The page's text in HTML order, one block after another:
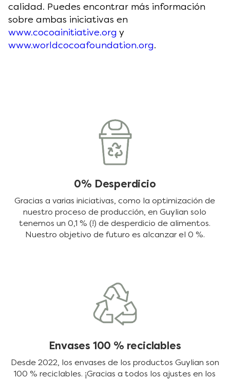
calidad. Puedes encontrar más información
sobre ambas iniciativas en
www.cocoainitiative.org y
www.worldcocoafoundation.org.
0% Desperdicio
Gracias a varias iniciativas, como la optimización de
nuestro proceso de producción, en Guylian solo
tenemos un 0,1 % (!) de desperdicio de alimentos.
Nuestro objetivo de futuro es alcanzar el 0 %.
Envases 100 % reciclables
Desde 2022, los envases de los productos Guylian son
100 % reciclables. ¡Gracias a todos los ajustes en los